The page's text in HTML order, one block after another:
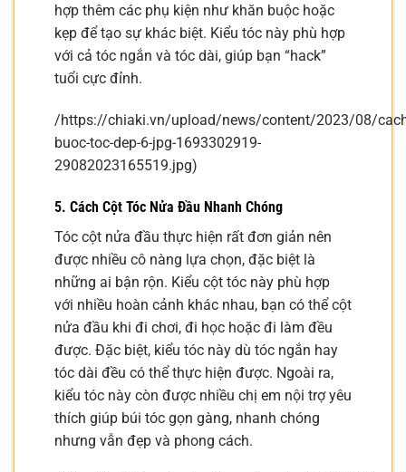
hợp thêm các phụ kiện như khăn buộc hoặc
kẹp để tạo sự khác biệt. Kiểu tóc này phù hợp
với cả tóc ngắn và tóc dài, giúp bạn “hack”
tuổi cực đỉnh.
/https://chiaki.vn/upload/news/content/2023/08/
buoc-toc-dep-6-jpg-1693302919-
29082023165519.jpg)
5. Cách Cột Tóc Nửa Đầu Nhanh Chóng
Tóc cột nửa đầu thực hiện rất đơn giản nên
được nhiều cô nàng lựa chọn, đặc biệt là
những ai bận rộn. Kiểu cột tóc này phù hợp
với nhiều hoàn cảnh khác nhau, bạn có thể cột
nửa đầu khi đi chơi, đi học hoặc đi làm đều
được. Đặc biệt, kiểu tóc này dù tóc ngắn hay
tóc dài đều có thể thực hiện được. Ngoài ra,
kiểu tóc này còn được nhiều chị em nội trợ yêu
thích giúp búi tóc gọn gàng, nhanh chóng
nhưng vẫn đẹp và phong cách.